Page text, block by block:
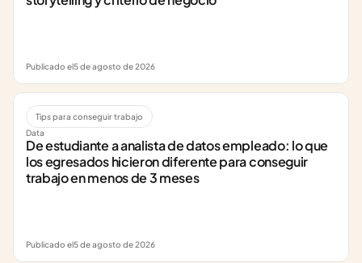
Publicado el5 de agosto de 2026
Tips para conseguir trabajo
Data
De estudiante a analista de datos empleado: lo que
los egresados hicieron diferente para conseguir
trabajo en menos de 3 meses
Publicado el5 de agosto de 2026